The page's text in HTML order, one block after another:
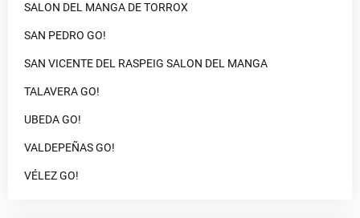
SALON DEL MANGA DE TORROX
SAN PEDRO GO!
SAN VICENTE DEL RASPEIG SALON DEL MANGA
TALAVERA GO!
UBEDA GO!
VALDEPEÑAS GO!
VÉLEZ GO!